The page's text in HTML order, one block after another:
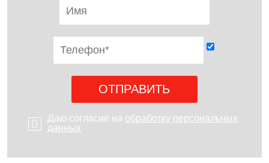
Даю согласие на обработку персональных
данных